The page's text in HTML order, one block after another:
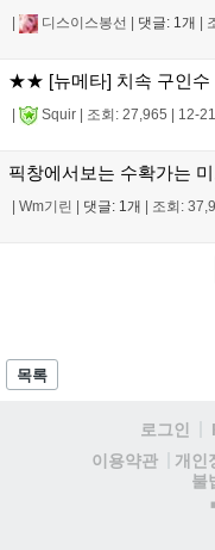
| 디스이스봉선 | 댓글: 1개 |
★★ [뉴메타] 치속 구인
| Squir | 조회: 27,965 | 12-21
픽창에서보는 수확가는
| Wm기린 | 댓글: 1개 | 조회:
목록
로그인
이용약관
개인
불